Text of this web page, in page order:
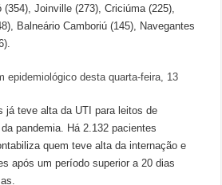
(354), Joinville (273), Criciúma (225),
Balneário Camboriú (145), Navegantes
epidemiológico desta quarta-feira, 13
já teve alta da UTI para leitos de
pandemia. Há 2.132 pacientes
quem teve alta da internação e
após um período superior a 20 dias